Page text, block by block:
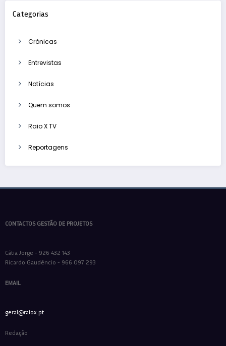
Categorias
Crónicas
Entrevistas
Notícias
Quem somos
Raio X TV
Reportagens
CONTACTOS GESTÃO DE PROJETOS
Cátia Jorge - 926 432 143
Ricardo Gaudêncio - 966 097 293
EMAIL
geral@raiox.pt
Redação